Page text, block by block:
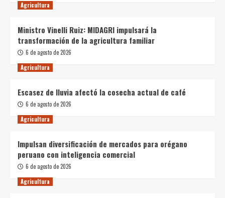
Agricultura
Ministro Vinelli Ruiz: MIDAGRI impulsará la
transformación de la agricultura familiar
6 de agosto de 2026
Agricultura
Escasez de lluvia afectó la cosecha actual de café
6 de agosto de 2026
Agricultura
Impulsan diversificación de mercados para orégano
peruano con inteligencia comercial
6 de agosto de 2026
Agricultura